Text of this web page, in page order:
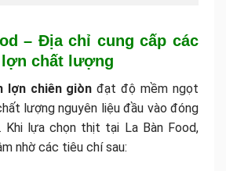
– Địa chỉ cung cấp các
chất lượng
lợn chiên giòn đạt độ mềm ngọt
lượng nguyên liệu đầu vào đóng
lựa chọn thịt tại La Bàn Food,
nhờ các tiêu chí sau: